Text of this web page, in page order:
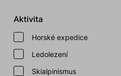
Aktivita
Horské expedice
Ledolezení
Skialpinismus